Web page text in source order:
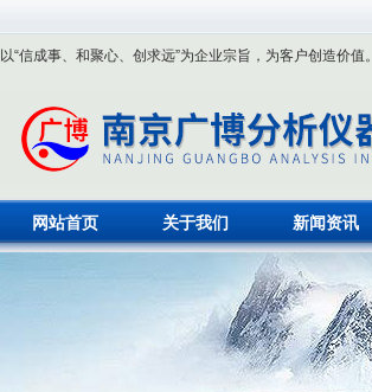
以“信成事、和聚心、创求远”为企业宗旨，为客户创造价值。
网站首页 关于我们 新闻资讯